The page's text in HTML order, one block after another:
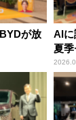
が放
AIに
夏季